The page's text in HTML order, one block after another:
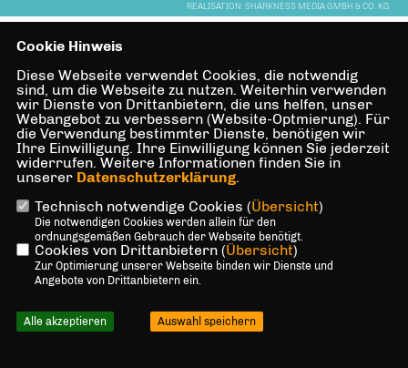
REALISATION: SHARKNESS MEDIA GMBH & CO. KG
Cookie Hinweis
Diese Webseite verwendet Cookies, die notwendig
sind, um die Webseite zu nutzen. Weiterhin verwenden
wir Dienste von Drittanbietern, die uns helfen, unser
Webangebot zu verbessern (Website-Optmierung). Für
die Verwendung bestimmter Dienste, benötigen wir
Ihre Einwilligung. Ihre Einwilligung können Sie jederzeit
widerrufen. Weitere Informationen finden Sie in
unserer Datenschutzerklärung.
Technisch notwendige Cookies (Übersicht)
Die notwendigen Cookies werden allein für den
ordnungsgemäßen Gebrauch der Webseite benötigt.
Cookies von Drittanbietern (Übersicht)
Zur Optimierung unserer Webseite binden wir Dienste und
Angebote von Drittanbietern ein.
Alle akzeptieren Auswahl speichern